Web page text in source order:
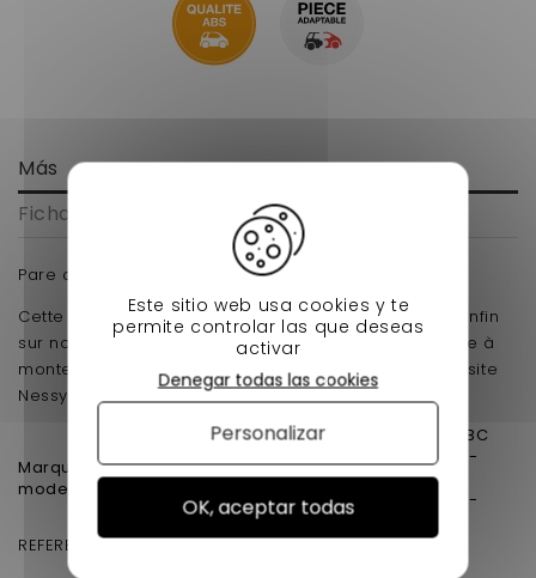
Más
Ficha técnica
Pare choc avant microcar mgo2
Cette article pare choc microcar mgo2 disponible enfin
sur notre site, d' une matière simple et robuste, facile à
monter, pleins d' autres pièces disponible sur notre site
Nessycar
Marque Microcar vsp
modele :
Microcar MGO DCI - VH861BC
Microcar MGO Lombardini -
VH861BL
Microcar MGO SXI Yanmar -
VH861BY
REFERENCE D'ORIGINE : 1010740
Este sitio web usa cookies y te
permite controlar las que deseas
activar
OK, aceptar todas
Denegar todas las cookies
Personalizar